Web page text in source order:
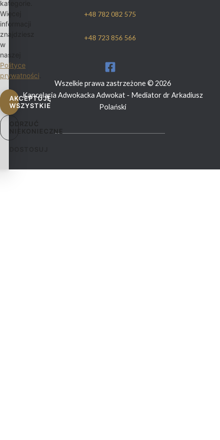
+48 782 082 575
+48 723 856 566
Wszelkie prawa zastrzeżone © 2026
Kancelaria Adwokacka Adwokat - Mediator dr Arkadiusz
Polański
kategorie.
Więcej
informacji
znajdziesz
w
naszej
Polityce
prywatności
AKCEPTUJĘ
WSZYSTKIE